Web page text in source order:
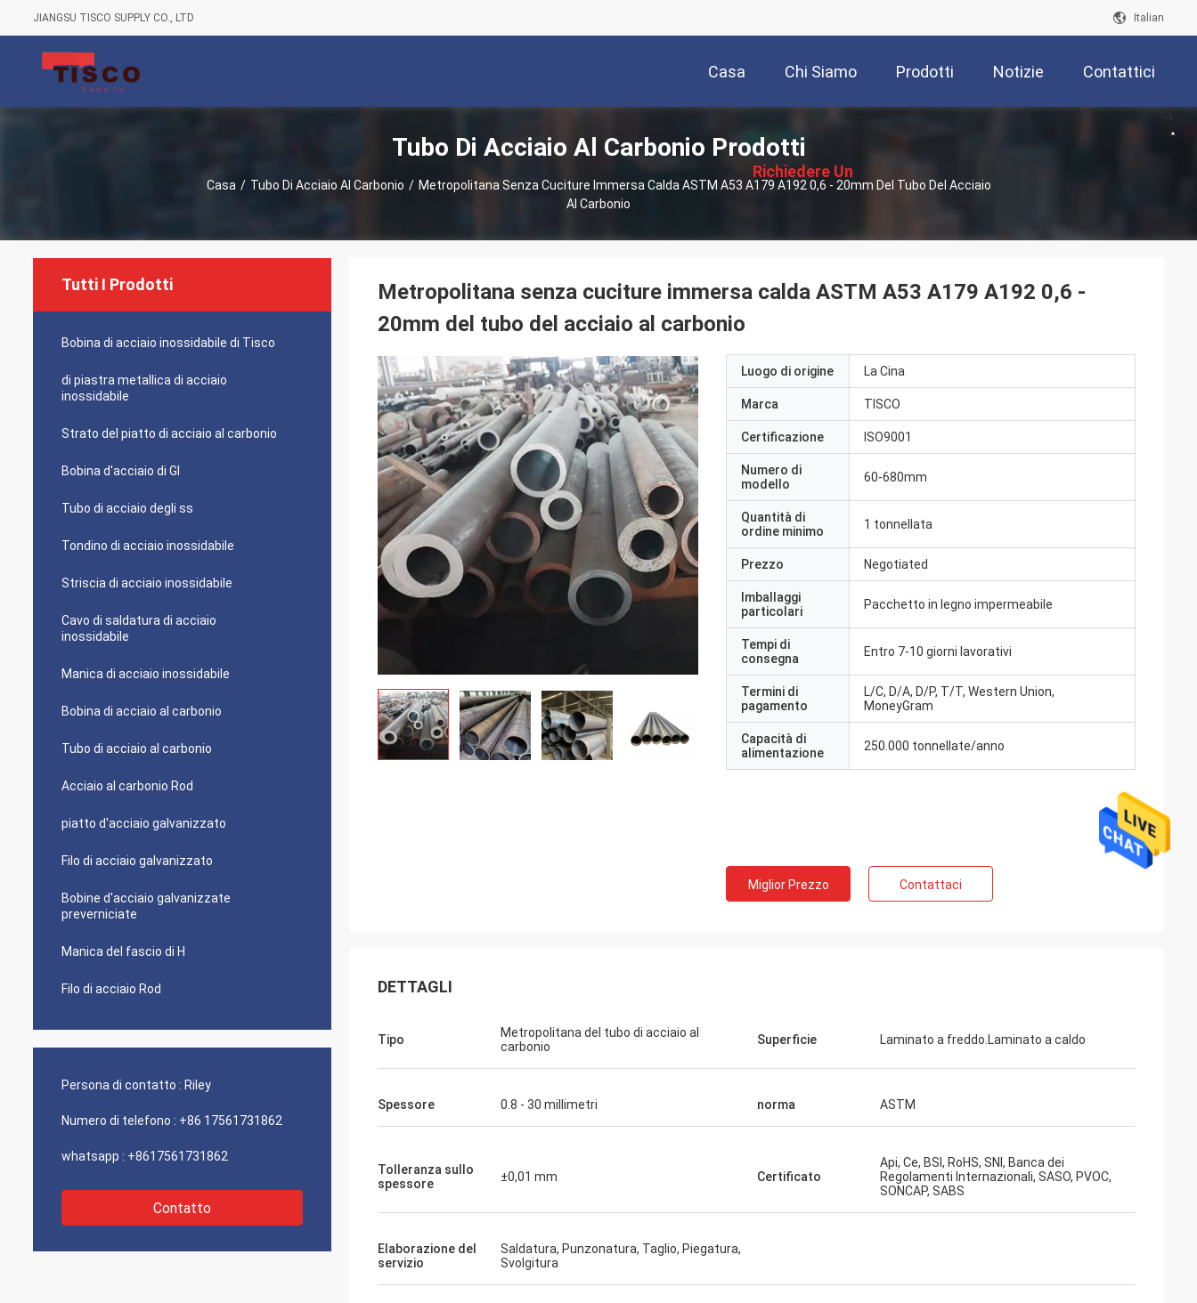
JIANGSU TISCO SUPPLY CO., LTD Italian
Casa Chi Siamo Prodotti Notizie Contattici
述
Richiedere Un
Preventivo
Tubo Di Acciaio Al Carbonio Prodotti
Casa / Tubo Di Acciaio Al Carbonio / Metropolitana Senza Cuciture Immersa Calda ASTM A53 A179 A192 0,6 - 20mm Del Tubo Del Acciaio
Al Carbonio
Tutti I Prodotti
Bobina di acciaio inossidabile di Tisco
di piastra metallica di acciaio
inossidabile
Strato del piatto di acciaio al carbonio
Bobina d'acciaio di GI
Tubo di acciaio degli ss
Tondino di acciaio inossidabile
Striscia di acciaio inossidabile
Cavo di saldatura di acciaio
inossidabile
Manica di acciaio inossidabile
Bobina di acciaio al carbonio
Tubo di acciaio al carbonio
Acciaio al carbonio Rod
piatto d'acciaio galvanizzato
Filo di acciaio galvanizzato
Bobine d'acciaio galvanizzate
preverniciate
Manica del fascio di H
Filo di acciaio Rod
Persona di contatto : Riley
Numero di telefono : +86 17561731862
whatsapp : +8617561731862
Contatto
Metropolitana senza cuciture immersa calda ASTM A53 A179 A192 0,6 -
20mm del tubo del acciaio al carbonio
Luogo di origine La Cina
Marca TISCO
Certificazione ISO9001
Numero di
modello
60-680mm
Quantità di
ordine minimo
1 tonnellata
Prezzo Negotiated
Imballaggi
particolari
Pacchetto in legno impermeabile
Tempi di
consegna
Entro 7-10 giorni lavorativi
Termini di
pagamento
L/C, D/A, D/P, T/T, Western Union,
MoneyGram
Capacità di
alimentazione
250.000 tonnellate/anno
Miglior Prezzo Contattaci
DETTAGLI
Tipo
Metropolitana del tubo di acciaio al
carbonio
Superficie Laminato a freddo.Laminato a caldo
Spessore 0.8 - 30 millimetri norma ASTM
Tolleranza sullo
spessore
±0,01 mm Certificato
Api, Ce, BSI, RoHS, SNI, Banca dei
Regolamenti Internazionali, SASO, PVOC,
SONCAP, SABS
Elaborazione del
servizio
Saldatura, Punzonatura, Taglio, Piegatura,
Svolgitura